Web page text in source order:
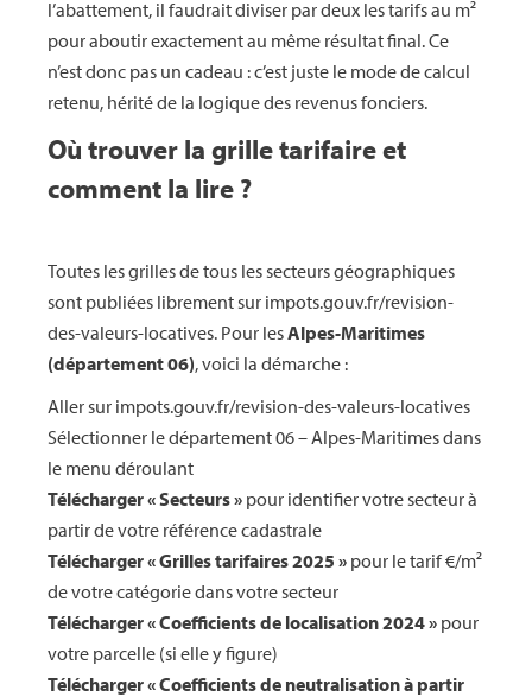
l’abattement, il faudrait diviser par deux les tarifs au m²
pour aboutir exactement au même résultat final. Ce
n’est donc pas un cadeau : c’est juste le mode de calcul
retenu, hérité de la logique des revenus fonciers.
Où trouver la grille tarifaire et
comment la lire ?
Toutes les grilles de tous les secteurs géographiques
sont publiées librement sur impots.gouv.fr/revision-
des-valeurs-locatives. Pour lesAlpes-Maritimes
(département 06), voici la démarche :
Aller sur impots.gouv.fr/revision-des-valeurs-locatives
Sélectionner le département 06 – Alpes-Maritimes dans
le menu déroulant
Télécharger « Secteurs » pour identifier votre secteur à
partir de votre référence cadastrale
Télécharger « Grilles tarifaires 2025 » pour le tarif €/m²
de votre catégorie dans votre secteur
Télécharger « Coefficients de localisation 2024 » pour
votre parcelle (si elle y figure)
Télécharger « Coefficients de neutralisation à partir